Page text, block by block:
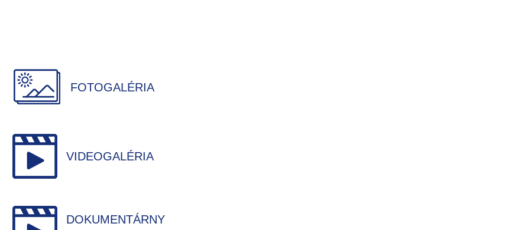
FOTOGALÉRIA
VIDEOGALÉRIA
DOKUMENTÁRNY